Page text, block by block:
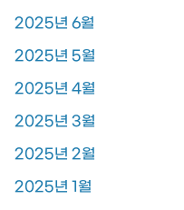
2025년 6월
2025년 5월
2025년 4월
2025년 3월
2025년 2월
2025년 1월